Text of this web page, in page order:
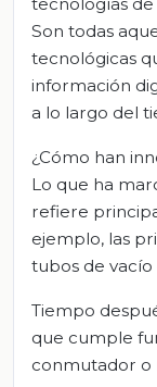
Son todas
tecnológicas
información
a lo largo del
¿Cómo han
Lo que ha
refiere
ejemplo, las
tubos de vacío
Tiempo
que cumple
conmutador o